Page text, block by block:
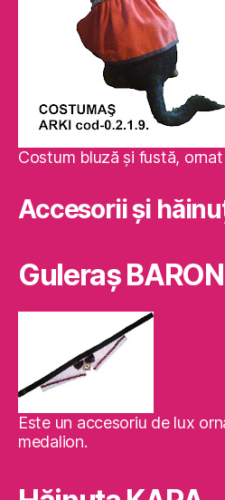
Costum bluză şi fustă,
Accesorii și
Guleraş BARON
Este un accesoriu de lux
medalion.